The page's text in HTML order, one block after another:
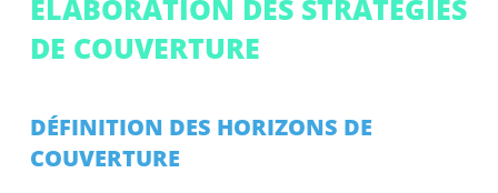
ÉLABORATION DES STRATÉGIES
DE COUVERTURE
DÉFINITION DES HORIZONS DE
COUVERTURE